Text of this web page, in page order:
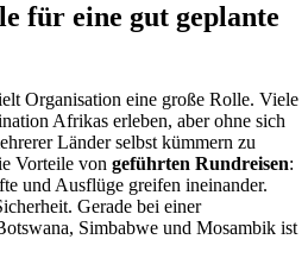
für eine gut geplante
Organisation eine große Rolle. Viele
Afrikas erleben, aber ohne sich
Länder selbst kümmern zu
Vorteile von geführten Rundreisen:
und Ausflüge greifen ineinander.
Gerade bei einer
Simbabwe und Mosambik ist